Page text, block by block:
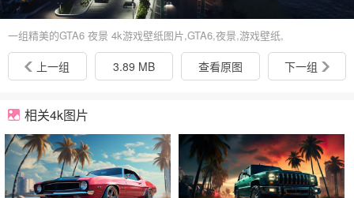
一组精美的GTA6 夜景 4k游戏壁纸图片,GTA6,夜景,游戏壁纸,
上一组 3.89 MB 查看原图 下一组
相关4k图片